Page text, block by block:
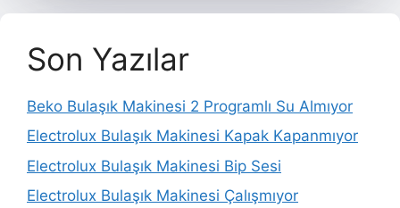
Son Yazılar
Beko Bulaşık Makinesi 2 Programlı Su Almıyor
Electrolux Bulaşık Makinesi Kapak Kapanmıyor
Electrolux Bulaşık Makinesi Bip Sesi
Electrolux Bulaşık Makinesi Çalışmıyor